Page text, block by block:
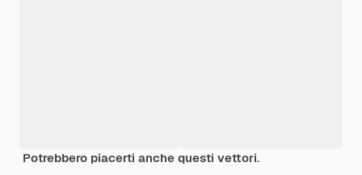
Potrebbero piacerti anche questi vettori.